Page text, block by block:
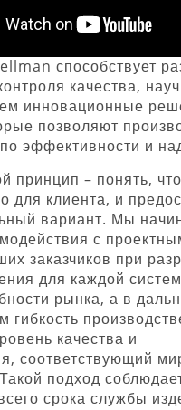
способствует
качества,
инновационные
позволяют
эффективности и
принцип – понять, что
для клиента, и
вариант. Мы
с
заказчиков при
для каждой
рынка, а в
гибкость
качества и
соответствующий
подход
срока службы